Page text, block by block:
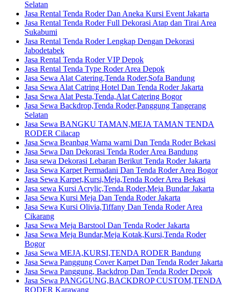
Selatan
Jasa Rental Tenda Roder Dan Aneka Kursi Event Jakarta
Jasa Rental Tenda Roder Full Dekorasi Atap dan Tirai Area
Sukabumi
Jasa Rental Tenda Roder Lengkap Dengan Dekorasi
Jabodetabek
Jasa Rental Tenda Roder VIP Depok
Jasa Rental Tenda Type Roder Area Depok
Jasa Sewa Alat Catering,Tenda Roder,Sofa Bandung
Jasa Sewa Alat Catring Hotel Dan Tenda Roder Jakarta
Jasa Sewa Alat Pesta,Tenda,Alat Catering Bogor
Jasa Sewa Backdrop,Tenda Roder,Panggung Tangerang
Selatan
Jasa Sewa BANGKU TAMAN,MEJA TAMAN TENDA
RODER Cilacap
Jasa Sewa Beanbag Warna warni Dan Tenda Roder Bekasi
Jasa Sewa Dan Dekorasi Tenda Roder Area Bandung
Jasa sewa Dekorasi Lebaran Berikut Tenda Roder Jakarta
Jasa Sewa Karpet Permadani Dan Tenda Roder Area Bogor
Jasa Sewa Karpet,Kursi,Meja,Tenda Roder Area Bekasi
Jasa sewa Kursi Acrylic,Tenda Roder,Meja Bundar Jakarta
Jasa Sewa Kursi Meja Dan Tenda Roder Jakarta
Jasa Sewa Kursi Olivia,Tiffany Dan Tenda Roder Area
Cikarang
Jasa Sewa Meja Barstool Dan Tenda Roder Jakarta
Jasa Sewa Meja Bundar,Meja Kotak,Kursi,Tenda Roder
Bogor
Jasa Sewa MEJA,KURSI,TENDA RODER Bandung
Jasa Sewa Panggung Cover Karpet Dan Tenda Roder Jakarta
Jasa Sewa Panggung, Backdrop Dan Tenda Roder Depok
Jasa Sewa PANGGUNG,BACKDROP CUSTOM,TENDA
RODER Karawang